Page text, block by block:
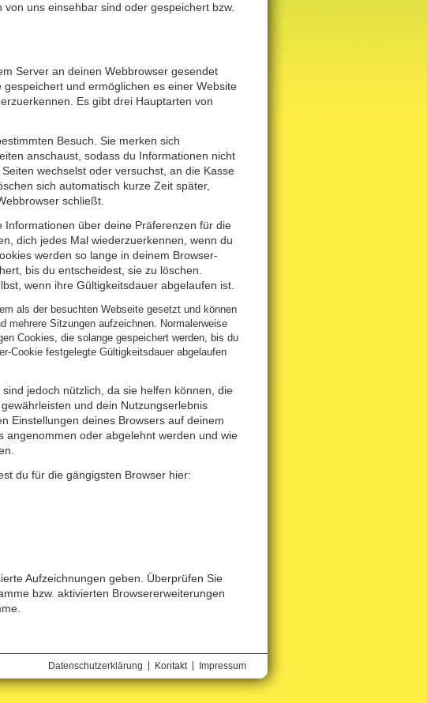
uns einsehbar sind oder gespeichert bzw.
Server an deinen Webbrowser gesendet
und ermöglichen es einer Website
Es gibt drei Hauptarten von
Besuch. Sie merken sich
anschaust, sodass du Informationen nicht
wechselst oder versuchst, an die Kasse
sich automatisch kurze Zeit später,
schließt.
Informationen über deine Präferenzen für die
dich jedes Mal wiederzuerkennen, wenn du
werden so lange in deinem Browser-
bis du entscheidest, sie zu löschen.
wenn ihre Gültigkeitsdauer abgelaufen ist.
als der besuchten Webseite gesetzt und können
mehrere Sitzungen aufzeichnen. Normalerweise
Cookies, die solange gespeichert werden, bis du
Cookie festgelegte Gültigkeitsdauer abgelaufen
jedoch nützlich, da sie helfen können, die
und dein Nutzungserlebnis
Einstellungen deines Browsers auf deinem
angenommen oder abgelehnt werden und wie
du für die gängigsten Browser hier:
Aufzeichnungen geben. Überprüfen Sie
bzw. aktivierten Browsererweiterungen
Datenschutzerklärung Kontakt Impressum